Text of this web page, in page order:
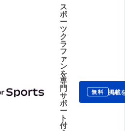
ス
ポ
ー
ツ
ク
ラ
フ
ァ
ン
を
専
門
サ
ポ
ー
ト
付
無料 掲載